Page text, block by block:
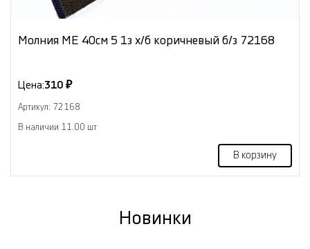
Молния МЕ 40см 5 1з х/б коричневый б/з 72168
Цена:310 ₽
Артикул: 72168
В наличии 11.00 шт
В корзину
Новинки